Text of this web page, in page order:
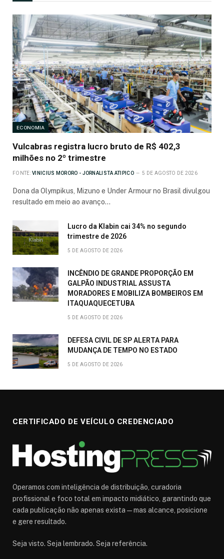
ECONOMIA
Vulcabras registra lucro bruto de R$ 402,3
milhões no 2º trimestre
FONTE: VINICIUS MORORO - JORNALISTA ATIPICO 5 DE AGOSTO DE 2026
Dona da Olympikus, Mizuno e Under Armour no Brasil divulgou
resultado em meio ao avanço…
Lucro da Klabin cai 34% no segundo
trimestre de 2026
5 DE AGOSTO DE 2026
INCÊNDIO DE GRANDE PROPORÇÃO EM
GALPÃO INDUSTRIAL ASSUSTA
MORADORES E MOBILIZA BOMBEIROS EM
ITAQUAQUECETUBA
5 DE AGOSTO DE 2026
DEFESA CIVIL DE SP ALERTA PARA
MUDANÇA DE TEMPO NO ESTADO
5 DE AGOSTO DE 2026
CERTIFICADO DE VEÍCULO CREDENCIADO
Operamos com inteligência de distribuição, curadoria
profissional e foco total em impacto midiático, garantindo que
cada publicação não apenas exista — mas alcance, posicione
e gere resultado.
Seja visto. Seja lembrado. Seja referência.